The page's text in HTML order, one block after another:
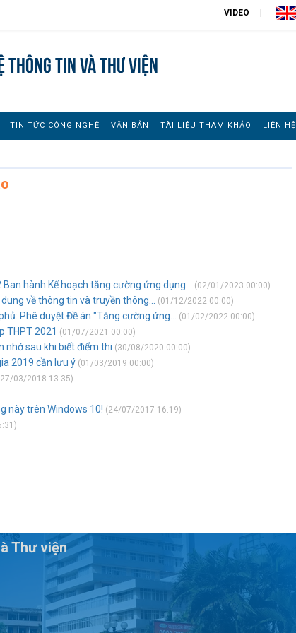
VIDEO
thông tin và Thư viện
TIN TỨC CÔNG NGHỆ VĂN BẢN TÀI LIỆU THAM KHẢO LIÊN HỆ
hành Kế hoạch tăng cường ứng dụng... (02/01/2023 00:00)
về thông tin và truyền thông... (01/12/2022 00:00)
Phê duyệt Đề án "Tăng cường ứng... (01/02/2022 00:00)
THPT 2021 (01/07/2021 00:00)
nhớ sau khi biết điểm thi (30/08/2020 00:00)
2019 cần lưu ý (01/03/2019 00:00)
03/2018 13:35)
này trên Windows 10! (24/07/2017 16:19)
Thư viện